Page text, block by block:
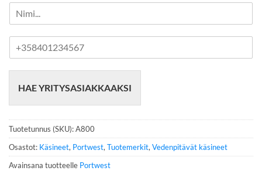
n
u
m
e
r
HAE YRITYSASIAKKAAKSI
Tuotetunnus (SKU):A800
Osastot: Käsineet, Portwest, Tuotemerkit, Vedenpitävät käsineet
Avainsana tuotteelle Portwest